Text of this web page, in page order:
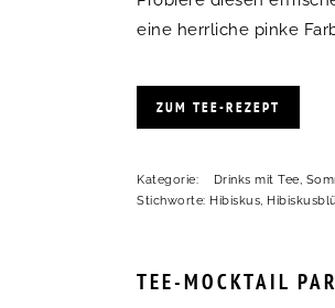
eine herrliche pinke
ZUM TEE-REZEPT
Kategorie: Drinks mit Tee,
Stichworte: Hibiskus,
TEE-MOCKTAIL